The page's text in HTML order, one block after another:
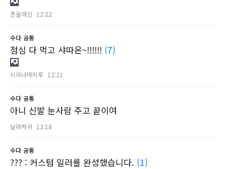
흔들여신 12:22
수다 공통
점심 다 먹고 샤따온~!!!!!! (7)
시이나마히루 12:21
수다 공통
아니 신발 눈사람 주고 끝이여
날라차귀 12:18
수다 공통
??? : 커스텀 일러를 완성했습니다. (1)